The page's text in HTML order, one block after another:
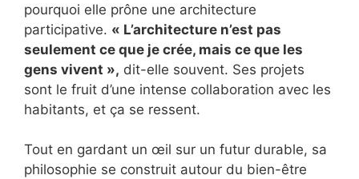
pourquoi elle prône une architecture
participative. « L’architecture n’est pas
seulement ce que je crée, mais ce que les
gens vivent », dit-elle souvent. Ses projets
sont le fruit d’une intense collaboration avec les
habitants, et ça se ressent.
Tout en gardant un œil sur un futur durable, sa
philosophie se construit autour du bien-être